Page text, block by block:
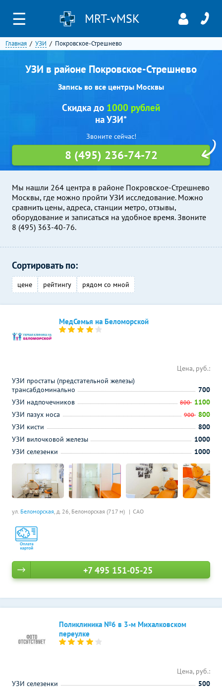
☰ MRT-vMSK
Главная УЗИ Покровское-Стрешнево
УЗИ в районе Покровское-Стрешнево
Запись во все центры Москвы
Мы нашли 264 центра в районе Покровское-Стрешнево
Москвы, где можно пройти УЗИ исследование. Можно
сравнить цены, адреса, станции метро, отзывы,
оборудование и записаться на удобное время. Звоните
8 (495) 363-40-76.
Скидка до 1000 рублей
на УЗИ*
Звоните сейчас!
8 (495) 236-74-72
Сортировать по:
цене рейтингу рядом со мной
МедСемья на Беломорской
ул. Беломорская, д. 26, Беломорская (717 м) САО
Цена, руб.:
УЗИ простаты (предстательной железы)
трансабдоминально
700
УЗИ надпочечников
800 1100
УЗИ пазух носа
900 800
УЗИ кисти
800
УЗИ вилочковой железы
1000
УЗИ селезенки
1000
+7 495 151-05-25
Поликлиника №6 в 3-м Михалковском
переулке
Цена, руб.:
УЗИ селезенки
500